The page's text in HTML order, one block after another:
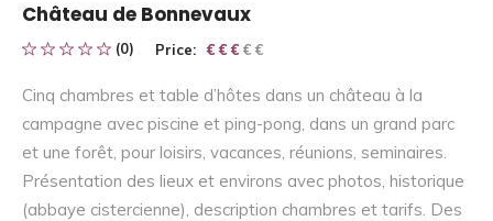
Château de Bonnevaux
(0) Price: € € € € €
€ € €
Cinq chambres et table d’hôtes dans un château à la
campagne avec piscine et ping-pong, dans un grand parc
et une forêt, pour loisirs, vacances, réunions, seminaires.
Présentation des lieux et environs avec photos, historique
(abbaye cistercienne), description chambres et tarifs. Des